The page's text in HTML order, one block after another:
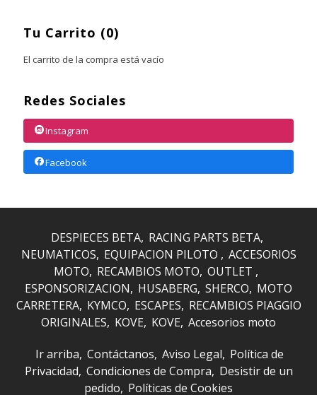
Tu Carrito (0)
El carrito de la compra está vacío
Redes Sociales
Instagram
Facebook
DESPIECES BETA RACING PARTS BETA
NEUMATICOS EQUIPACION PILOTO
ACCESORIOS
MOTO RECAMBIOS MOTO OUTLET
ESPONSORIZACION
HUSABERG SHERCO MOTO
CARRETERA KYMCO ESCAPES RECAMBIOS PIAGGIO
ORIGINALES KOVE KOVE Accesorios moto
Ir arriba Contáctanos Aviso Legal Política de
Privacidad Condiciones de Compra Desistir de un
pedido Políticas de Cookies